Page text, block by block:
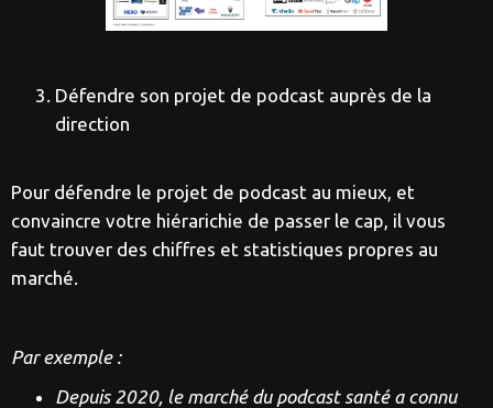
Défendre son projet de podcast auprès de la
direction
Pour défendre le projet de podcast au mieux, et
convaincre votre hiérarichie de passer le cap, il vous
faut trouver des chiffres et statistiques propres au
marché.
Par exemple :
Depuis 2020, le marché du podcast santé a connu